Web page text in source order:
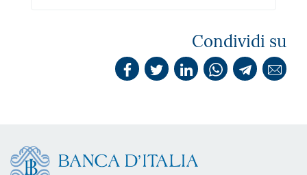
Condividi su